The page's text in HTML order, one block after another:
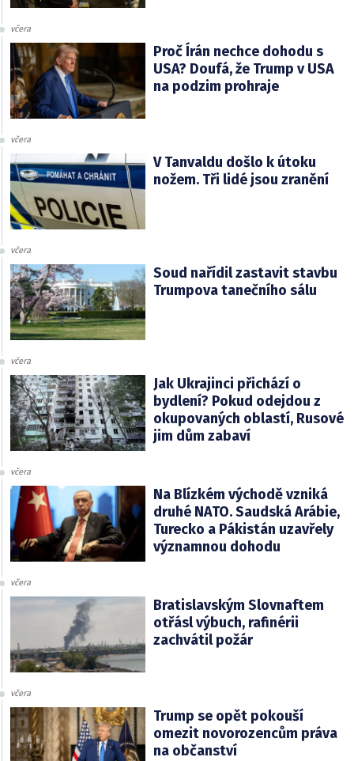
včera
Proč Írán nechce dohodu s
USA? Doufá, že Trump v USA
na podzim prohraje
včera
V Tanvaldu došlo k útoku
nožem. Tři lidé jsou zranění
včera
Soud nařídil zastavit stavbu
Trumpova tanečního sálu
včera
Jak Ukrajinci přichází o
bydlení? Pokud odejdou z
okupovaných oblastí, Rusové
jim dům zabaví
včera
Na Blízkém východě vzniká
druhé NATO. Saudská Arábie,
Turecko a Pákistán uzavřely
významnou dohodu
včera
Bratislavským Slovnaftem
otřásl výbuch, rafinérii
zachvátil požár
včera
Trump se opět pokouší
omezit novorozencům práva
na občanství